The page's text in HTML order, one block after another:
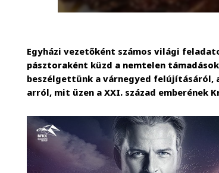
Egyházi vezetőként számos világi
pásztoraként küzd a nemtelen
beszélgettünk a várnegyed felújításáról,
arról, mit üzen a XXI. század emberének